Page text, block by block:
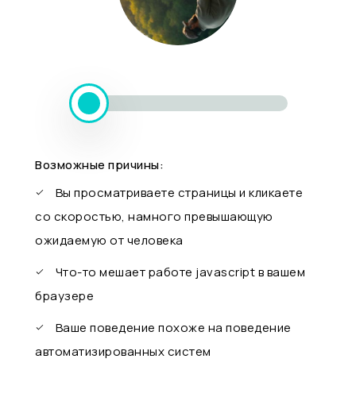
Возможные причины:
Вы просматриваете страницы и кликаете
со скоростью, намного превышающую
ожидаемую от человека
Что-то мешает работе javascript в вашем
браузере
Ваше поведение похоже на поведение
автоматизированных систем